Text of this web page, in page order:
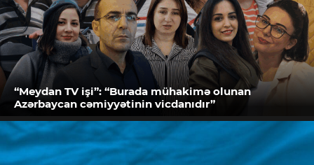
“Meydan TV işi”: “Burada mühakimə olunan
Azərbaycan cəmiyyətinin vicdanıdır”